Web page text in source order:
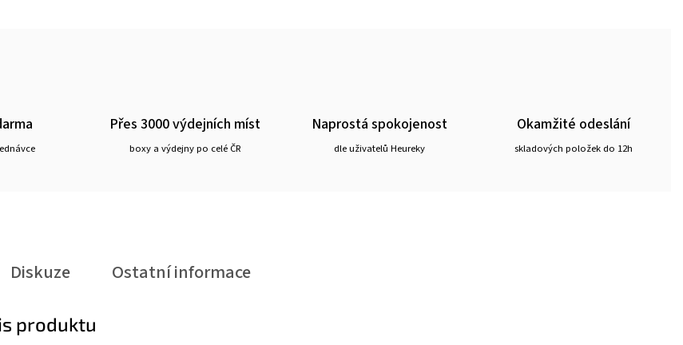
Přes 3000 výdejních míst
boxy a výdejny po celé ČR
Naprostá spokojenost
dle uživatelů Heureky
Okamžité odeslání
skladových položek do 12h
Diskuze Ostatní informace
produktu